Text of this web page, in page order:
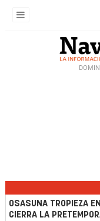
OSASUNA TROPIEZA
CIERRA LA